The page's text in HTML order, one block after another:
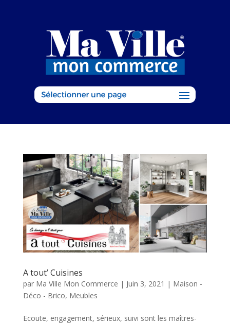
A tout’ Cuisines
par Ma Ville Mon Commerce | Juin 3, 2021 | Maison -
Déco - Brico, Meubles
Ecoute, engagement, sérieux, suivi sont les maîtres-